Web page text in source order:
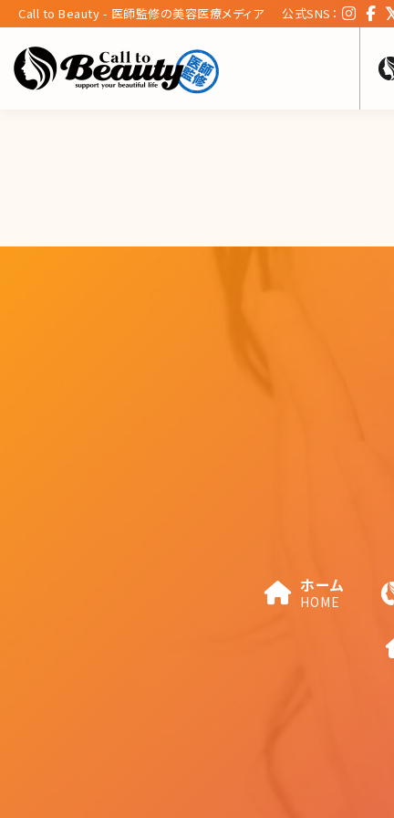
Call to Beauty - 医師監修の美容医療メディア 公式SNS：
ホーム
HOME